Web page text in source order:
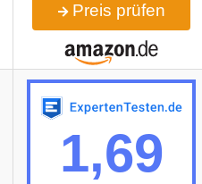
Preis prüfen
1,69